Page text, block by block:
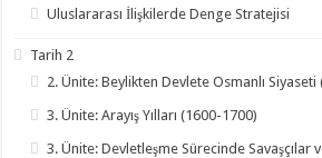
Uluslararası İlişkilerde Denge Stratejisi
Tarih 2
2. Ünite: Beylikten Devlete Osmanlı Siyaseti
3. Ünite: Arayış Yılları (1600-1700)
3. Ünite: Devletleşme Sürecinde Savaşçılar